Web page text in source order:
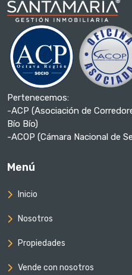
Pertenecemos:
-ACP (Asociación de
Bío Bío)
-ACOP (Cámara Nacional de
Menú
Inicio
Nosotros
Propiedades
Vende con nosotros